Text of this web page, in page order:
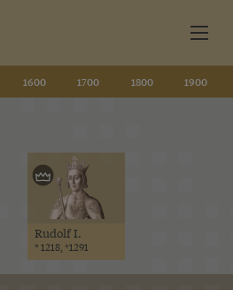
1600 1700 1800 1900
Rudolf I.
* 1218, †1291